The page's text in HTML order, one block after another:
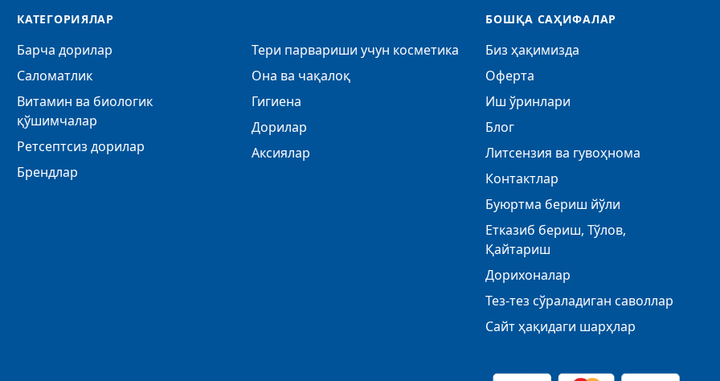
КАТЕГОРИЯЛАР
Барча дорилар
Саломатлик
Витамин ва биологик
қўшимчалар
Ретсептсиз дорилар
Брендлар
Тери парвариши учун косметика
Она ва чақалоқ
Гигиена
Дорилар
Аксиялар
БОШҚА САҲИФАЛАР
Биз ҳақимизда
Оферта
Иш ўринлари
Блог
Литсензия ва гувоҳнома
Контактлар
Буюртма бериш йўли
Етказиб бериш, Тўлов,
Қайтариш
Дорихоналар
Тез-тез сўраладиган саволлар
Сайт ҳақидаги шарҳлар